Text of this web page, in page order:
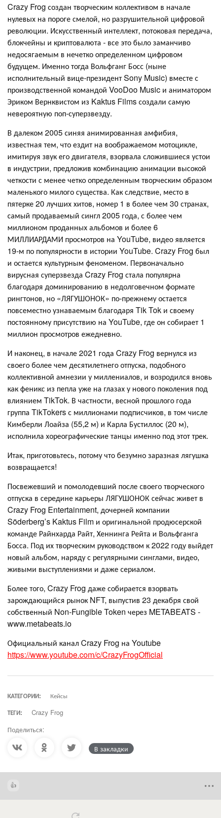
Crazy Frog создан творческим коллективом в начале
нулевых на пороге смелой, но разрушительной цифровой
революции. Искусственный интеллект, потоковая передача,
блокчейны и криптовалюта - все это было заманчиво
недосягаемым в нечетко определенном цифровом
будущем. Именно тогда Вольфганг Босс (ныне
исполнительный вице-президент Sony Music) вместе с
производственной командой VooDoo Music и аниматором
Эриком Вернквистом из Kaktus Films создали самую
невероятную поп-суперзвезду.
В далеком 2005 синяя анимированная амфибия,
известная тем, что ездит на воображаемом мотоцикле,
имитируя звук его двигателя, взорвала сложившиеся устои
в индустрии, предложив комбинацию анимации высокой
четкости с менее четко определенным творческим образом
маленького милого существа. Как следствие, место в
пятерке 20 лучших хитов, номер 1 в более чем 30 странах,
самый продаваемый сингл 2005 года, с более чем
миллионом проданных альбомов и более 6
МИЛЛИАРДАМИ просмотров на YouTube, видео является
19-м по популярности в истории YouTube. Crazy Frog был
и остается культурным феноменом. Первоначально
вирусная суперзвезда Crazy Frog стала популярна
благодаря доминированию в недолговечном формате
рингтонов, но «ЛЯГУШОНОК» по-прежнему остается
повсеместно узнаваемым благодаря Tik Tok и своему
постоянному присутствию на YouTube, где он собирает 1
миллион просмотров ежедневно.
И наконец, в начале 2021 года Crazy Frog вернулся из
своего более чем десятилетнего отпуска, подобного
коллективной амнезии у миллениалов, и возродился вновь
как феникс из пепла уже на глазах у нового поколения под
влиянием TikTok. В частности, весной прошлого года
группа TikTokers с миллионами подписчиков, в том числе
Кимберли Лоайза (55,2 м) и Карла Бустиллос (20 м),
исполнила хореографические танцы именно под этот трек.
Итак, приготовьтесь, потому что безумно заразная лягушка
возвращается!
Посвежевший и помолодевший после своего творческого
отпуска в середине карьеры ЛЯГУШОНОК сейчас живет в
Crazy Frog Entertainment, дочерней компании
Söderberg’s Kaktus Film и оригинальной продюсерской
команде Райнхарда Райт, Хеннинга Рейта и Вольфганга
Босса. Под их творческим руководством к 2022 году выйдет
новый альбом, наряду с регулярными синглами, видео,
живыми выступлениями и даже сериалом.
Более того, Crazy Frog даже собирается взорвать
зарождающийся рынок NFT, выпустив 23 декабря свой
собственный Non-Fungible Token через METABEATS -
www.metabeats.io
Официальный канал Crazy Frog на Youtube
https://www.youtube.com/c/CrazyFrogOfficial
КАТЕГОРИИ:
Кейсы
ТЕГИ:
Crazy Frog
Поделиться:
В закладки